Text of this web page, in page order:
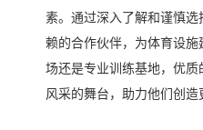
素。通过深入了解和谨慎
赖的合作伙伴，为体育设
场还是专业训练基地，优
风采的舞台，助力他们创造